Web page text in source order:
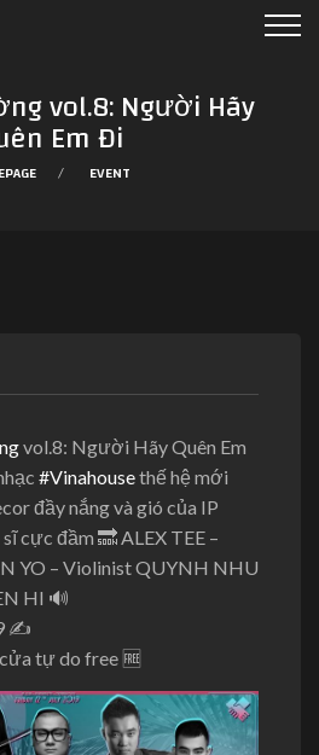
vol.8: Người Hãy
Em Đi
EVENT
vol.8: Người Hãy Quên Em
#Vinahousethế hệ mới
đầy nắng và gió của IP
sĩ cực đầm 🔜ALEX TEE –
YO – Violinist QUYNH NHU
HI 🔊
✍
tự do free 🆓